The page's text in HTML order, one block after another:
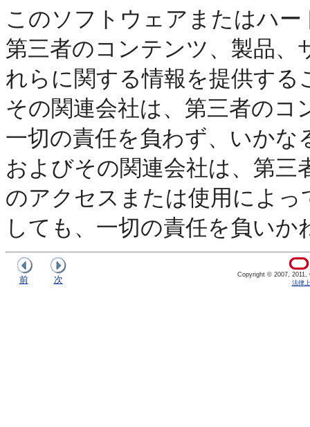
このソフトウェアまたはハ
第三者のコンテンツ、製品
れらに関する情報を提供す
その関連会社は、第三者の
一切の責任を負わず、いか
およびその関連会社は、第
のアクセスまたは使用によ
しても、一切の責任を負いか
前 次
Copyright © 2007, 2011,
法律